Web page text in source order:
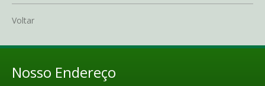
Voltar
Nosso Endereço